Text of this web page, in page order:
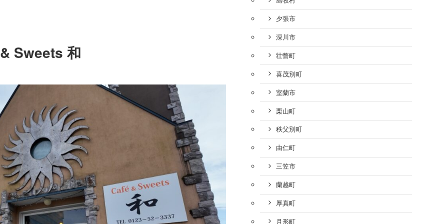
Sweets 和
夕張市
深川市
壮瞥町
喜茂別町
室蘭市
栗山町
秩父別町
由仁町
三笠市
蘭越町
厚真町
月形町